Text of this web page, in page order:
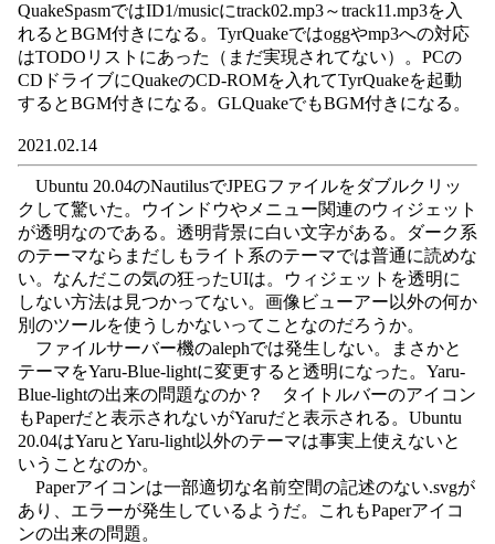
QuakeSpasmではID1/musicにtrack02.mp3～track11.mp3を入
れるとBGM付きになる。TyrQuakeではoggやmp3への対応
はTODOリストにあった（まだ実現されてない）。PCの
CDドライブにQuakeのCD-ROMを入れてTyrQuakeを起動
するとBGM付きになる。GLQuakeでもBGM付きになる。
2021.02.14
Ubuntu 20.04のNautilusでJPEGファイルをダブルクリッ
クして驚いた。ウインドウやメニュー関連のウィジェット
が透明なのである。透明背景に白い文字がある。ダーク系
のテーマならまだしもライト系のテーマでは普通に読めな
い。なんだこの気の狂ったUIは。ウィジェットを透明に
しない方法は見つかってない。画像ビューアー以外の何か
別のツールを使うしかないってことなのだろうか。
ファイルサーバー機のalephでは発生しない。まさかと
テーマをYaru-Blue-lightに変更すると透明になった。Yaru-
Blue-lightの出来の問題なのか？ タイトルバーのアイコン
もPaperだと表示されないがYaruだと表示される。Ubuntu
20.04はYaruとYaru-light以外のテーマは事実上使えないと
いうことなのか。
Paperアイコンは一部適切な名前空間の記述のない.svgが
あり、エラーが発生しているようだ。これもPaperアイコ
ンの出来の問題。